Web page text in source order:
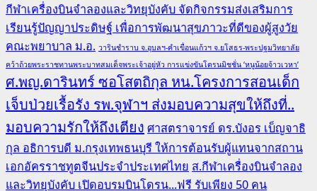
กีฬาเครื่องบินจำลองและวิทยุบังคับ จัดกิจกรรมส่งเสริมการ
เรียนรู้ปัญญาประดิษฐ์ เพื่อการพัฒนาสุขภาวะที่ดีของผู้สูงวัย
คณะพยาบาล ม.อ. วารินชำราบ จ.อุบลฯ-คำเขื่อนแก้วฯ จ.ยโสธร-พระปฐมวิทยาลัย
คว้าถ้วยพระราชทานพระบาทสมเด็จพระเจ้าอยู่หัว การแข่งขันโดรนมิชชั่น ‘หนูน้อยจ้าวเวหา’
ศ.พญ.ดารินทร์ ซอโสตถิกุล หน.โครงการสอนเด็ก
เจ็บป่วยเรื้อรัง รพ.จุฬาฯ ส่งมอบความสุขให้ถึงที่..
มอบความรักให้ถึงเตียง ศาสตราจารย์ ดร.บังอร เบ็ญจาธิ
กุล อธิการบดี ม.กรุงเทพธนบุรี ให้การต้อนรับผู้แทนจากสถาน
เอกอัครราชทูตจีนประจำประเทศไทย ส.กีฬาเครื่องบินจำลอง
และวิทยุบังคับ เปิดอบรมบินโดรน...ฟรี รับเพียง 50 คน